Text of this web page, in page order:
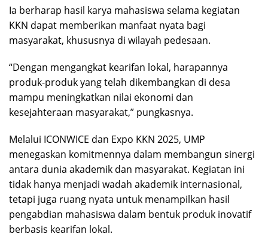
Ia berharap hasil karya mahasiswa selama kegiatan
KKN dapat memberikan manfaat nyata bagi
masyarakat, khususnya di wilayah pedesaan.
“Dengan mengangkat kearifan lokal, harapannya
produk-produk yang telah dikembangkan di desa
mampu meningkatkan nilai ekonomi dan
kesejahteraan masyarakat,” pungkasnya.
Melalui ICONWICE dan Expo KKN 2025, UMP
menegaskan komitmennya dalam membangun sinergi
antara dunia akademik dan masyarakat. Kegiatan ini
tidak hanya menjadi wadah akademik internasional,
tetapi juga ruang nyata untuk menampilkan hasil
pengabdian mahasiswa dalam bentuk produk inovatif
berbasis kearifan lokal.